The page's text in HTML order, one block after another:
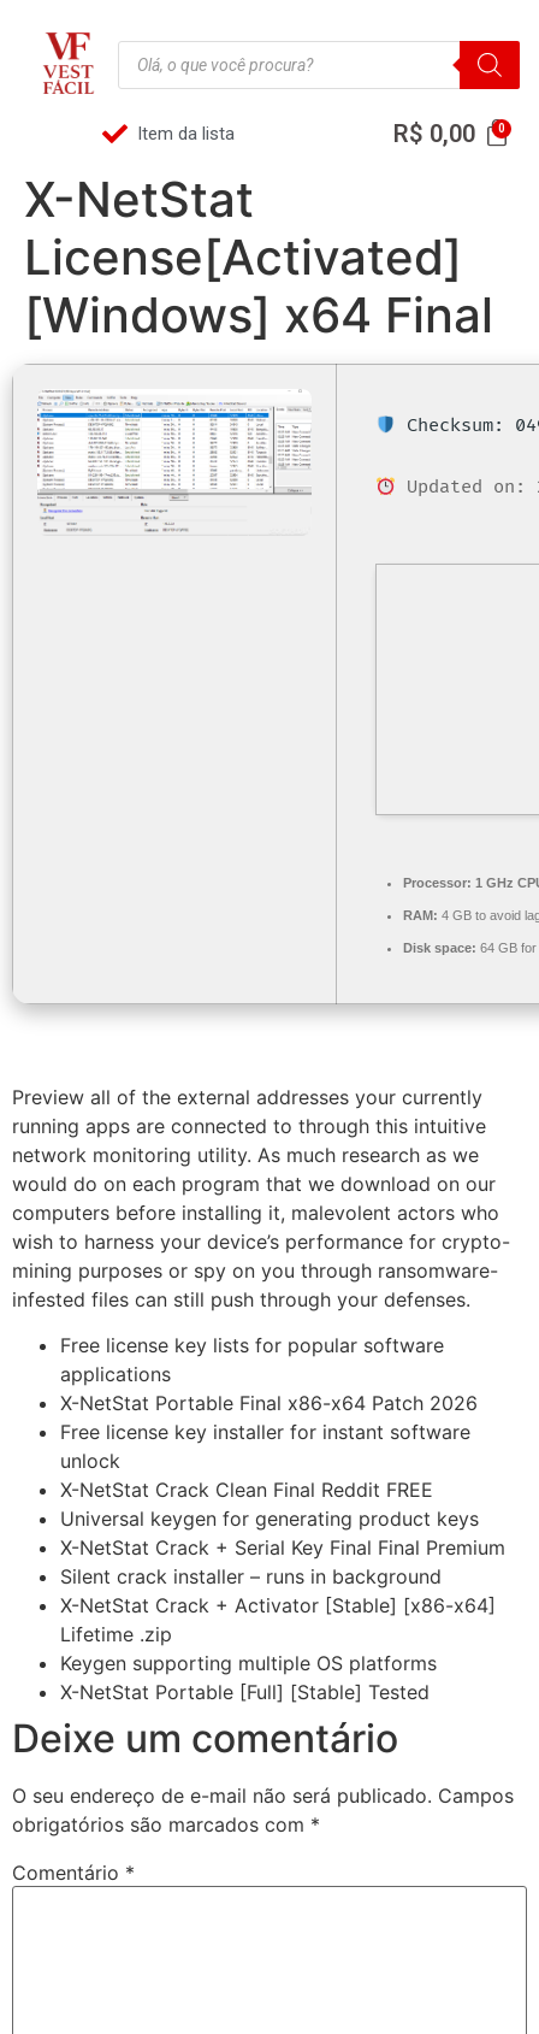
Item da lista R$ 0,00
X-NetStat
License[Activated]
[Windows] x64 Final
Checksum:
Updated on:
Processor: 1 GHz
RAM: 4 GB to avoid
Disk space: 64 GB for
Preview all of the external addresses your currently
running apps are connected to through this intuitive
network monitoring utility. As much research as we
would do on each program that we download on our
computers before installing it, malevolent actors who
wish to harness your device’s performance for crypto-
mining purposes or spy on you through ransomware-
infested files can still push through your defenses.
Free license key lists for popular software
applications
X-NetStat Portable Final x86-x64 Patch 2026
Free license key installer for instant software
unlock
X-NetStat Crack Clean Final Reddit FREE
Universal keygen for generating product keys
X-NetStat Crack + Serial Key Final Final Premium
Silent crack installer – runs in background
X-NetStat Crack + Activator [Stable] [x86-x64]
Lifetime .zip
Keygen supporting multiple OS platforms
X-NetStat Portable [Full] [Stable] Tested
Deixe um comentário
O seu endereço de e-mail não será publicado. Campos
obrigatórios são marcados com *
Comentário *